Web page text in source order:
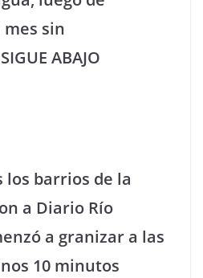
sin
ABAJO
los barrios de la
a Diario Río
a granizar a las
10 minutos